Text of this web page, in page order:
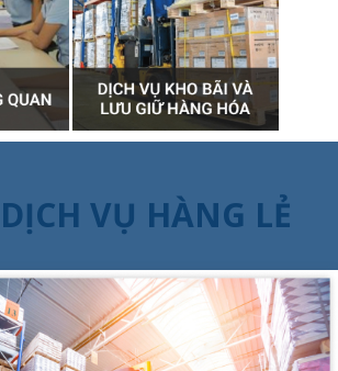
VỤ HÀNG LẺ